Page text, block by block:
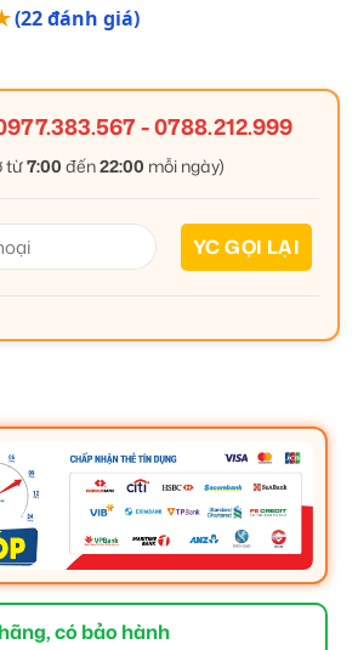
(22 đánh giá)
-0788.212.999
từ7:00 đến22:00 mỗi ngày)
có bảo hành